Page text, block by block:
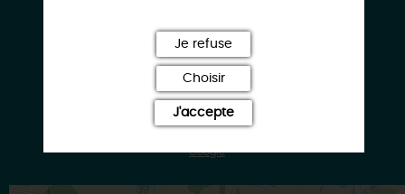
Facebook
Google
Je refuse
Choisir
J'accepte